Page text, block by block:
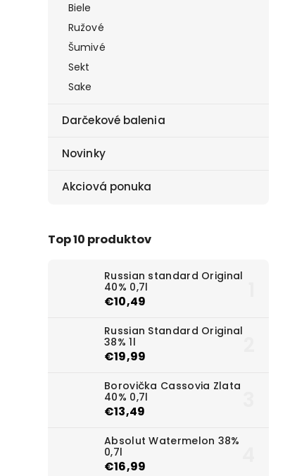
Biele
Ružové
Šumivé
Sekt
Sake
Darčekové balenia
Novinky
Akciová ponuka
Top 10 produktov
Russian standard Original
40% 0,7l
€10,49
Russian Standard Original
38% 1l
€19,99
Borovička Cassovia Zlata
40% 0,7l
€13,49
Absolut Watermelon 38%
0,7l
€16,99